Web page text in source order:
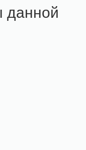
данной